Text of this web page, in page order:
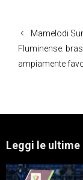
Mamelodi
Fluminense:
ampiamente
Leggi le